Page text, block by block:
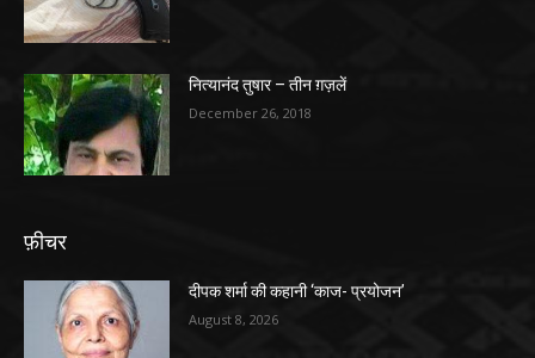
नित्यानंद तुषार – तीन ग़ज़लें
December 26, 2018
फ़ीचर
दीपक शर्मा की कहानी ‘काज- प्रयोजन’
August 8, 2026